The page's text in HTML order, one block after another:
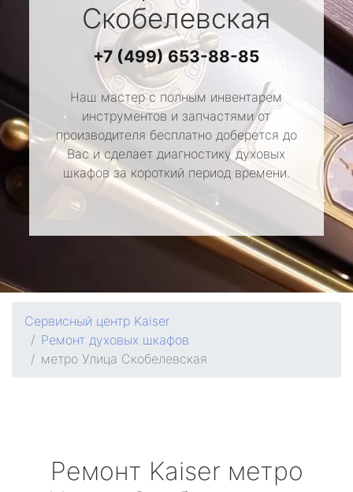
Скобелевская
+7 (499) 653-88-85
Наш мастер с полным инвентарем
инструментов и запчастями от
производителя бесплатно доберется до
Вас и сделает диагностику духовых
шкафов за короткий период времени.
Сервисный центр Kaiser
Ремонт духовых шкафов
метро Улица Скобелевская
Ремонт Kaiser метро